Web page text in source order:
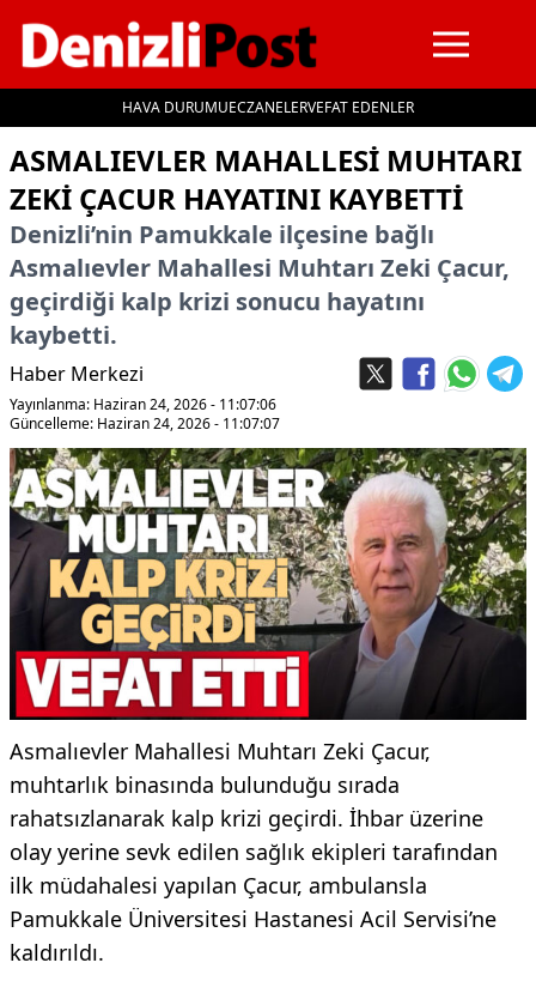
HAVA DURUMUECZANELERVEFAT EDENLER
ASMALIEVLER MAHALLESI MUHTARI
ZEKI ÇACUR HAYATINI KAYBETTI
Denizli’nin Pamukkale ilçesine bağlı
Asmalıevler Mahallesi Muhtarı Zeki Çacur,
geçirdiği kalp krizi sonucu hayatını
kaybetti.
Haber Merkezi
Yayınlanma: Haziran 24, 2026 - 11:07:06
Güncelleme: Haziran 24, 2026 - 11:07:07
Asmalıevler Mahallesi Muhtarı Zeki Çacur,
muhtarlık binasında bulunduğu sırada
rahatsızlanarak kalp krizi geçirdi. İhbar üzerine
olay yerine sevk edilen sağlık ekipleri tarafından
ilk müdahalesi yapılan Çacur, ambulansla
Pamukkale Üniversitesi Hastanesi Acil Servisi’ne
kaldırıldı.